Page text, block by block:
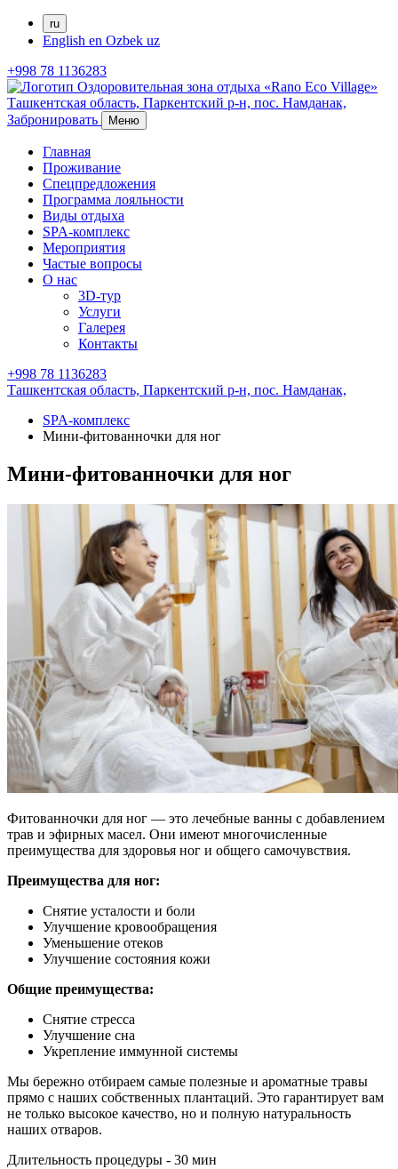
ru
English en Ozbek uz
+998 78 1136283
Ташкентская область, Паркентский р-н, пос. Намданак,
Забронировать
Меню
Главная
Проживание
Спецпредложения
Программа лояльности
Виды отдыха
SPA-комплекс
Мероприятия
Частые вопросы
О нас
3D-тур
Услуги
Галерея
Контакты
+998 78 1136283
Ташкентская область, Паркентский р-н, пос. Намданак,
SPA-комплекс
Мини-фитованночки для ног
Мини-фитованночки для ног
Фитованночки для ног — это лечебные ванны с добавлением
трав и эфирных масел. Они имеют многочисленные
преимущества для здоровья ног и общего самочувствия.
Преимущества для ног:
Снятие усталости и боли
Улучшение кровообращения
Уменьшение отеков
Улучшение состояния кожи
Общие преимущества:
Снятие стресса
Улучшение сна
Укрепление иммунной системы
Мы бережно отбираем самые полезные и ароматные травы
прямо с наших собственных плантаций. Это гарантирует вам
не только высокое качество, но и полную натуральность
наших отваров.
Длительность процедуры - 30 мин